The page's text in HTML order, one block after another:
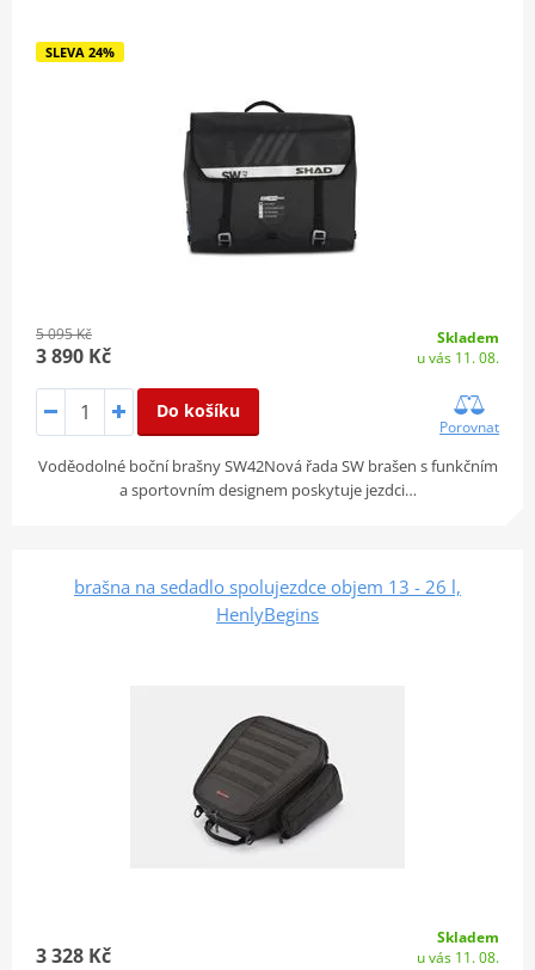
SLEVA 24%
5 095 Kč
3 890 Kč
Skladem
u vás 11. 08.
Do košíku
Porovnat
Voděodolné boční brašny SW42Nová řada SW brašen s funkčním
a sportovním designem poskytuje jezdci…
brašna na sedadlo spolujezdce objem 13 - 26 l,
HenlyBegins
3 328 Kč
Skladem
u vás 11. 08.